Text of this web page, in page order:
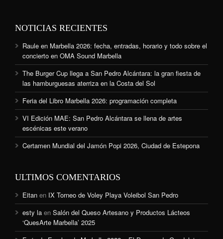
NOTICIAS RECIENTES
Raule en Marbella 2026: fecha, entradas, horario y todo sobre el
concierto en OMA Sound Marbella
The Burger Cup llega a San Pedro Alcántara: la gran fiesta de
las hamburguesas aterriza en la Costa del Sol
Feria del Libro Marbella 2026: programación completa
VI Edición MAE: San Pedro Alcántara se llena de artes
escénicas este verano
Certamen Mundial del Jamón Popi 2026, Ciudad de Estepona
ULTIMOS COMENTARIOS
Eitan en IX Torneo de Voley Playa Voleibol San Pedro
esty la en Salón del Queso Artesano y Productos Lácteos
‘QuesArte Marbella’ 2025